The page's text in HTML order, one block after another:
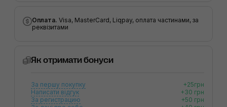
Оплата. Visa, MasterCard, Liqpay, оплата частинами, за
реквізитами
Як отримати бонуси
За першу покупку
+25грн
Написати відгук
+30 грн
За регистрацию
+50 грн